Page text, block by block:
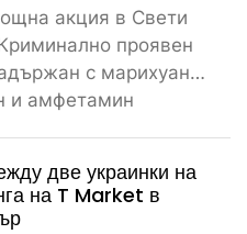
акция в Свети
проявен
с марихуана,
и амфетамин
две украинки на
на T Market в